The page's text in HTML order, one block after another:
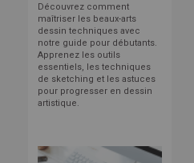
Découvrez comment
maîtriser les beaux-arts
dessin techniques avec
notre guide pour débutants.
Apprenez les outils
essentiels, les techniques
de sketching et les astuces
pour progresser en dessin
artistique.